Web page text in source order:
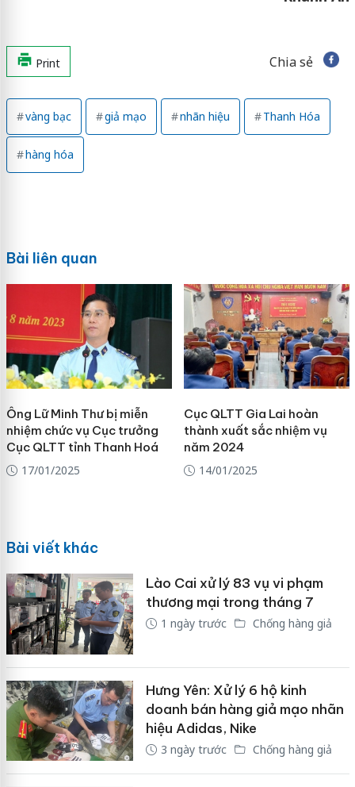
Print Chia sẻ
vàng bạc giả mạo nhãn hiệu Thanh Hóa
hàng hóa
Bài liên quan
Ông Lữ Minh Thư bị miễn
nhiệm chức vụ Cục trưởng
Cục QLTT tỉnh Thanh Hoá
17/01/2025
Cục QLTT Gia Lai hoàn
thành xuất sắc nhiệm vụ
năm 2024
14/01/2025
Bài viết khác
Lào Cai xử lý 83 vụ vi phạm
thương mại trong tháng 7
1 ngày trước Chống hàng giả
Hưng Yên: Xử lý 6 hộ kinh
doanh bán hàng giả mạo nhãn
hiệu Adidas, Nike
3 ngày trước Chống hàng giả